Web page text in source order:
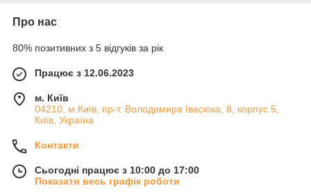
Про нас
80% позитивних з 5 відгуків за рік
Працює з 12.06.2023
м. Київ
04210, м.Київ, пр-т. Володимира Івасюка, 8, корпус 5,
Київ, Україна
Контакти
Сьогодні працює з 10:00 до 17:00
Показати весь графік роботи